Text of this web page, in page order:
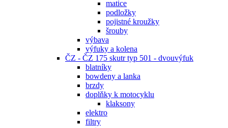
matice
podložky
pojistné kroužky
šrouby
výbava
výfuky a kolena
ČZ - ČZ 175 skutr typ 501 - dvouvýfuk
blatníky
bowdeny a lanka
brzdy
doplňky k motocyklu
klaksony
elektro
filtry